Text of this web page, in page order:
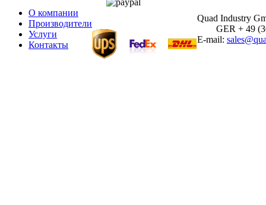
О компании
Производители
Услуги
Контакты
Quad Industry
GER + 49
E-mail: